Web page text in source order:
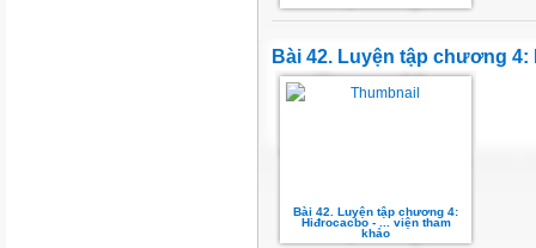
Bài 42. Luyện tập chương
Bài 42. Luyện tập chương 4:
Hiđrocacbo - ... viện tham
khảo